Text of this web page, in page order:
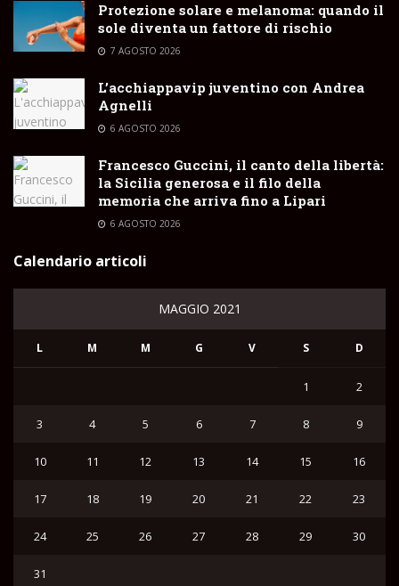
Protezione solare e melanoma: quando il
sole diventa un fattore di rischio
7 AGOSTO 2026
L’acchiappavip juventino con Andrea
Agnelli
6 AGOSTO 2026
Francesco Guccini, il canto della libertà:
la Sicilia generosa e il filo della
memoria che arriva fino a Lipari
6 AGOSTO 2026
Calendario articoli
MAGGIO 2021
L M M G V S D
1 2
3 4 5 6 7 8 9
10 11 12 13 14 15 16
17 18 19 20 21 22 23
24 25 26 27 28 29 30
31